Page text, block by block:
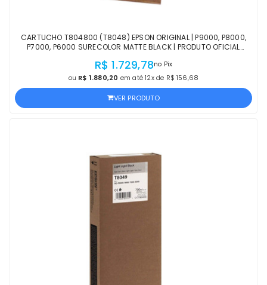
CARTUCHO T804800 (T8048) EPSON ORIGINAL | P9000, P8000,
P7000, P6000 SURECOLOR MATTE BLACK | PRODUTO OFICIAL
R$ 1.729,78no Pix
ou R$ 1.880,20 em até 12x de R$ 156,68
VER PRODUTO